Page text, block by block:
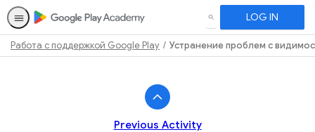
SEARCH LOG IN
Работа с поддержкой Google Play Устранение проблем с
Previous Activity